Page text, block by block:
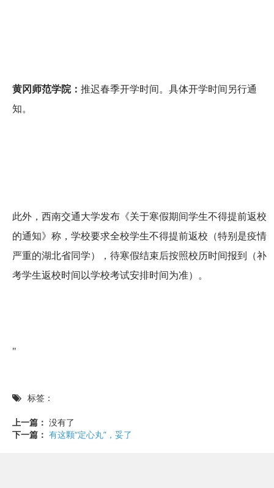
黄冈师范学院： 推迟春季开学时间。具体开学时间另行通
知。
此外，西南交通大学发布《关于寒假期间学生不得提前返校
的通知》称，学校要求全校学生不得提前返校（特别是疫情
严重的湖北省同学），待寒假结束后按照校历时间报到（补
考学生返校时间以学校考试安排时间为准）。
"
标签：
上一篇： 没有了
下一篇： 有这颗“定心丸”，妥了